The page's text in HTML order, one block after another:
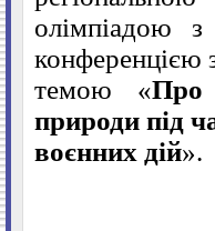
олімпіадою з
конференцією
темою «Про
природи під
воєнних дій».